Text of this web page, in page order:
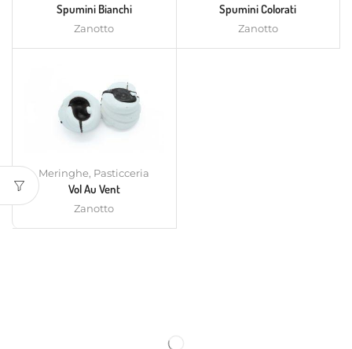
Spumini Bianchi
Zanotto
Spumini Colorati
Zanotto
Meringhe, Pasticceria
Vol Au Vent
Zanotto